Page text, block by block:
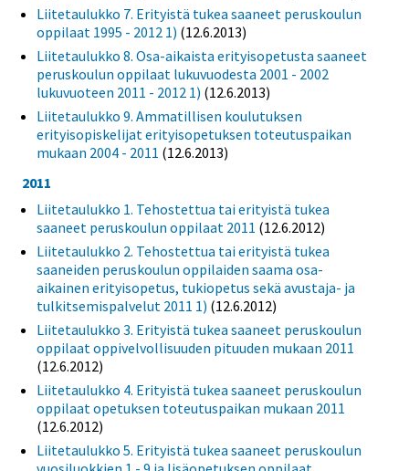
Liitetaulukko 7. Erityistä tukea saaneet peruskoulun
oppilaat 1995 - 2012 1) (12.6.2013)
Liitetaulukko 8. Osa-aikaista erityisopetusta saaneet
peruskoulun oppilaat lukuvuodesta 2001 - 2002
lukuvuoteen 2011 - 2012 1) (12.6.2013)
Liitetaulukko 9. Ammatillisen koulutuksen
erityisopiskelijat erityisopetuksen toteutuspaikan
mukaan 2004 - 2011 (12.6.2013)
2011
Liitetaulukko 1. Tehostettua tai erityistä tukea
saaneet peruskoulun oppilaat 2011 (12.6.2012)
Liitetaulukko 2. Tehostettua tai erityistä tukea
saaneiden peruskoulun oppilaiden saama osa-
aikainen erityisopetus, tukiopetus sekä avustaja- ja
tulkitsemispalvelut 2011 1) (12.6.2012)
Liitetaulukko 3. Erityistä tukea saaneet peruskoulun
oppilaat oppivelvollisuuden pituuden mukaan 2011
(12.6.2012)
Liitetaulukko 4. Erityistä tukea saaneet peruskoulun
oppilaat opetuksen toteutuspaikan mukaan 2011
(12.6.2012)
Liitetaulukko 5. Erityistä tukea saaneet peruskoulun